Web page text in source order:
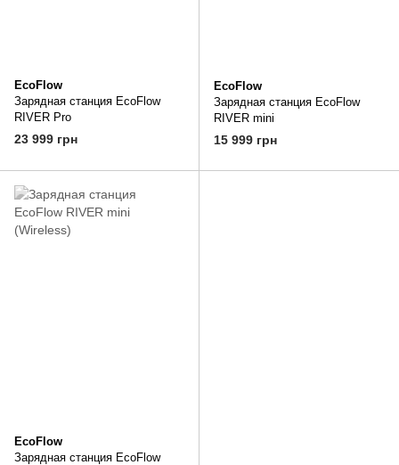
EcoFlow
Зарядная станция EcoFlow
RIVER Pro
23 999 грн
EcoFlow
Зарядная станция EcoFlow
RIVER mini
15 999 грн
EcoFlow
Зарядная станция EcoFlow